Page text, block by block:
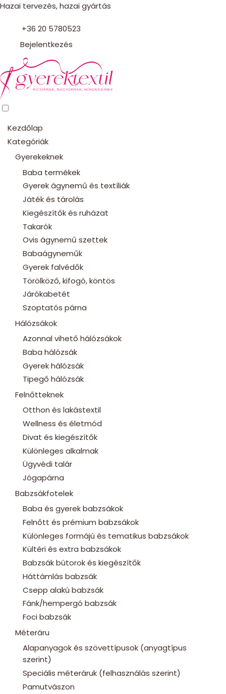
Hazai tervezés, hazai gyártás
+36 20 5780523
Bejelentkezés
Kezdőlap
Kategóriák
Gyerekeknek
Baba termékek
Gyerek ágynemű és textíliák
Játék és tárolás
Kiegészítők és ruházat
Takarók
Ovis ágynemű szettek
Babaágyneműk
Gyerek falvédők
Törölköző, kifogó, köntös
Járókabetét
Szoptatós párna
Hálózsákok
Azonnal vihető hálózsákok
Baba hálózsák
Gyerek hálózsák
Tipegő hálózsák
Felnőtteknek
Otthon és lakástextil
Wellness és életmód
Divat és kiegészítők
Különleges alkalmak
Ügyvédi talár
Jógapárna
Babzsákfotelek
Baba és gyerek babzsákok
Felnőtt és prémium babzsákok
Különleges formájú és tematikus babzsákok
Kültéri és extra babzsákok
Babzsák bútorok és kiegészítők
Háttámlás babzsák
Csepp alakú babzsák
Fánk/hempergó babzsák
Foci babzsák
Méteráru
Alapanyagok és szövettípusok (anyagtípus
szerint)
Speciális méteráruk (felhasználás szerint)
Pamutvászon